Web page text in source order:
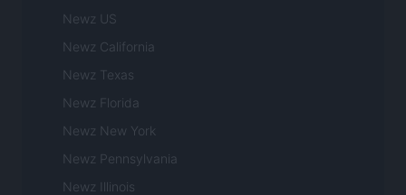
Newz US
Newz California
Newz Texas
Newz Florida
Newz New York
Newz Pennsylvania
Newz Illinois